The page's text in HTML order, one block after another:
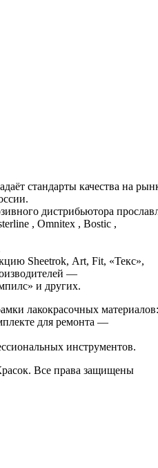
стандарты качества на
дистрибьютора
, Omnitex , Bostic ,
Sheetrok, Art, Fit, «Текс»,
—
и других.
лакокрасочных
для ремонта —
инструментов.
Все права защищены